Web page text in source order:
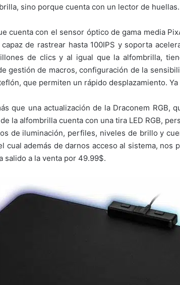
sino porque cuenta con un lector de huellas.
cuenta con el sensor óptico de gama media
de rastrear hasta 100IPS y soporta
de clics y al igual que la alfombrilla,
gestión de macros, configuración de la
que permiten un rápido desplazamiento.
que una actualización de la Draconem RGB,
la alfombrilla cuenta con una tira LED RGB,
de iluminación, perfiles, niveles de brillo y
cual además de darnos acceso al sistema,
salido a la venta por 49.99$.